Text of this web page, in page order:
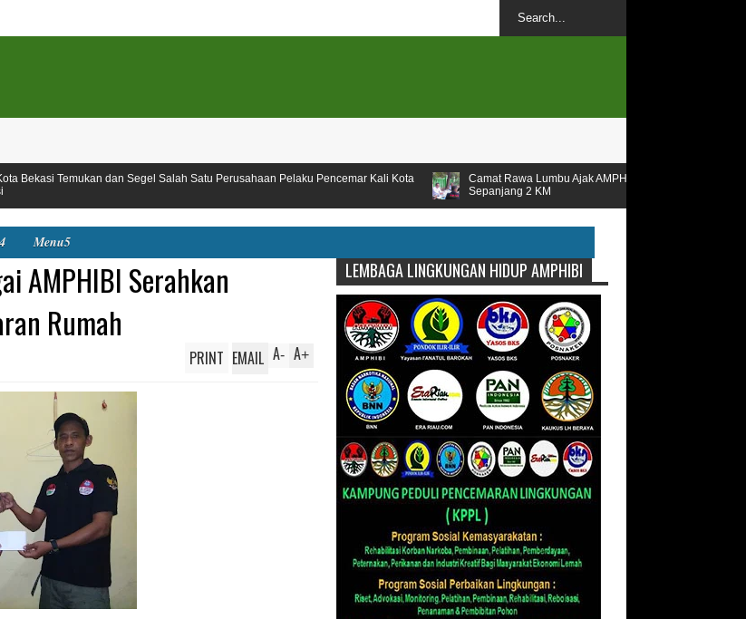
Segel Salah Satu Perusahaan Pelaku Pencemar Kali Kota
Camat Rawa Lumbu Ajak AMPHIBI Untuk Penataan Kali
Sepanjang 2 KM
Menu5
AMPHIBI Serahkan
Rumah
A+
A-
PRINT EMAIL
LEMBAGA LINGKUNGAN HIDUP AMPHIBI